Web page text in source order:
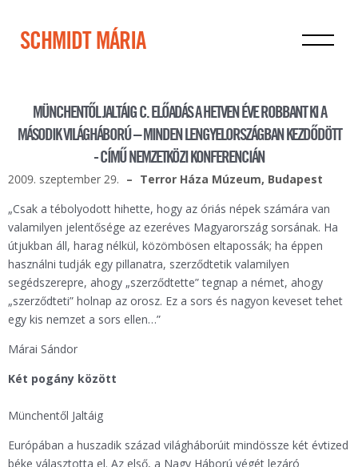
SCHMIDT MÁRIA
MÜNCHENTŐL JALTÁIG C. ELŐADÁS A HETVEN ÉVE ROBBANT KI A
MÁSODIK VILÁGHÁBORÚ – MINDEN LENGYELORSZÁGBAN KEZDŐDÖTT
- CÍMŰ NEMZETKÖZI KONFERENCIÁN
2009. szeptember 29.
Terror Háza Múzeum, Budapest
„Csak a tébolyodott hihette, hogy az óriás népek számára van
valamilyen jelentősége az ezeréves Magyarország sorsának. Ha
útjukban áll, harag nélkül, közömbösen eltapossák; ha éppen
használni tudják egy pillanatra, szerződtetik valamilyen
segédszerepre, ahogy „szerződtette” tegnap a német, ahogy
„szerződteti” holnap az orosz. Ez a sors és nagyon keveset tehet
egy kis nemzet a sors ellen…”
Márai Sándor
Két pogány között
Münchentől Jaltáig
Európában a huszadik század világháborúit mindössze két évtized
béke választotta el. Az első, a Nagy Háború végét lezáró